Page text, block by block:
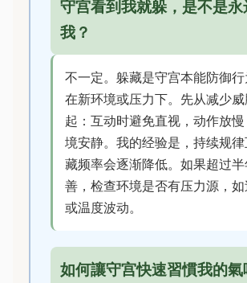
守宫看到我就躲，是不是
我？
不一定。躲藏是守宫本能防御
在新环境或压力下。先从减少
起：互动时避免直视，动作放
境安静。我的经验是，持续规
藏频率会逐渐降低。如果超过
善，检查环境是否有压力源，
或温度波动。
如何讓守宫快速習慣我的氣